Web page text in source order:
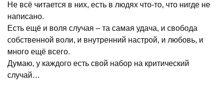
Не всё читается в них, есть в людях что-то, что нигде не
написано.
Есть ещё и воля случая – та самая удача, и свобода
собственной воли, и внутренний настрой, и любовь, и
много ещё всего.
Думаю, у каждого есть свой набор на критический
случай…